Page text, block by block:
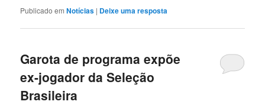
Publicado em Notícias | Deixe uma resposta
Garota de programa expõe
ex-jogador da Seleção
Brasileira